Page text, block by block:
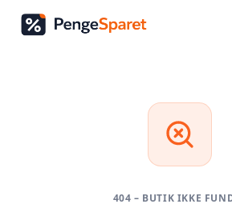
404 – BUTIK IKKE